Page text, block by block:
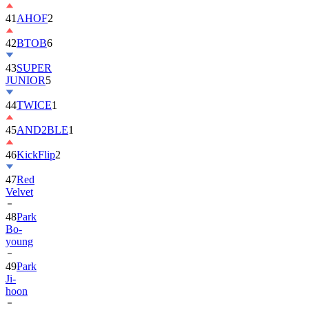
42 BTOB6
43SUPER
JUNIOR
44TWICE
45AND2BLE
46KickFlip2
47Red
Velvet
48Park
Bo-
young
49Park
Ji-
hoon
50ALLDAY
PROJECT